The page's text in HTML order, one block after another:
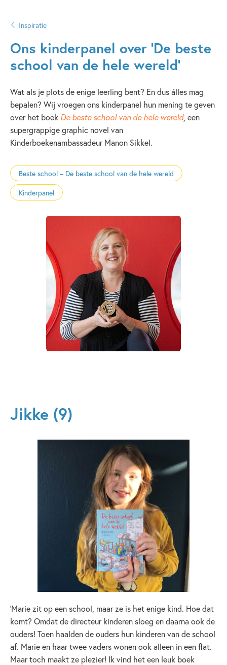
Inspiratie
Ons kinderpanel over ‘De beste
school van de hele wereld’
Wat als je plots de enige leerling bent? En dus álles mag
bepalen? Wij vroegen ons kinderpanel hun mening te geven
over het boek De beste school van de hele wereld, een
supergrappige graphic novel van
Kinderboekenambassadeur Manon Sikkel.
Beste school – De beste school van de hele wereld
Kinderpanel
Jikke (9)
‘Marie zit op een school, maar ze is het enige kind. Hoe dat
komt? Omdat de directeur kinderen sloeg en daarna ook de
ouders! Toen haalden de ouders hun kinderen van de school
af. Marie en haar twee vaders wonen ook alleen in een flat.
Maar toch maakt ze plezier! Ik vind het een leuk boek